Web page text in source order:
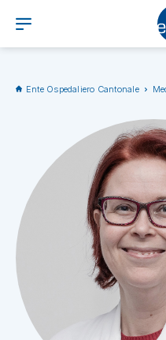
Ente Ospedaliero Cantonale